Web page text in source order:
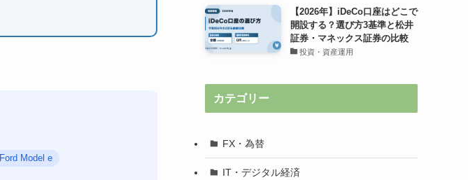
Ford Model e
【2026年】iDeCo口座はどこで
開設する？選び方3基準と松井
証券・マネックス証券の比較
投資・資産運用
カテゴリー
FX・為替
IT・デジタル経済